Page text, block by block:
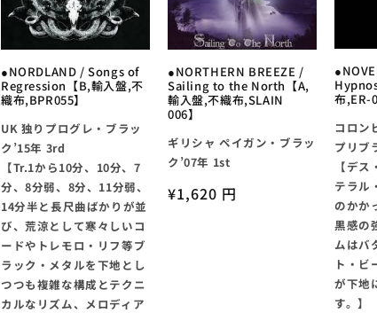
●NORDLAND / Songs of
Regression【B,輸入盤,不
織布,BPR055】
UK 独りプログレ・ブラッ
ク’15年 3rd
【Tr.1から10分、10分、7
分、8分弱、8分、11分弱、
14分半と長尺曲ばかりが並
び、荒涼として寒々しいコ
ードやトレモロ・リフ等ブ
ラック・メタルを下地とし
つつも複雑な構成とテクニ
カルなリズム、メロディア
●NORTHERN BREEZE /
Sailing to the North【A,
輸入盤,不織布,SLAIN
006】
ギリシャ ペイガン・ブラッ
ク’07年 1st
通
¥1,620 円
布,ER-
コロン
プリブ
【デ
テラル
のかか
黒感の
ムはバ
ト・ビ
が下地
す。】